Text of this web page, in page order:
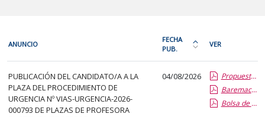
cada
fila
de
la
siguiente
ANUNCIO
FECHA
PUB.
Ordena
la
tabla
por
fecha
VER
PUBLICACIÓN DEL CANDIDATO/A A LA
PLAZA DEL PROCEDIMIENTO DE
URGENCIA Nº VIAS-URGENCIA-2026-
000793 DE PLAZAS DE PROFESORA
04/08/2026
Propuesta Formal de Contratacion por Vias de Urgencia
Baremacion de Candidatos
Bolsa de Empleo